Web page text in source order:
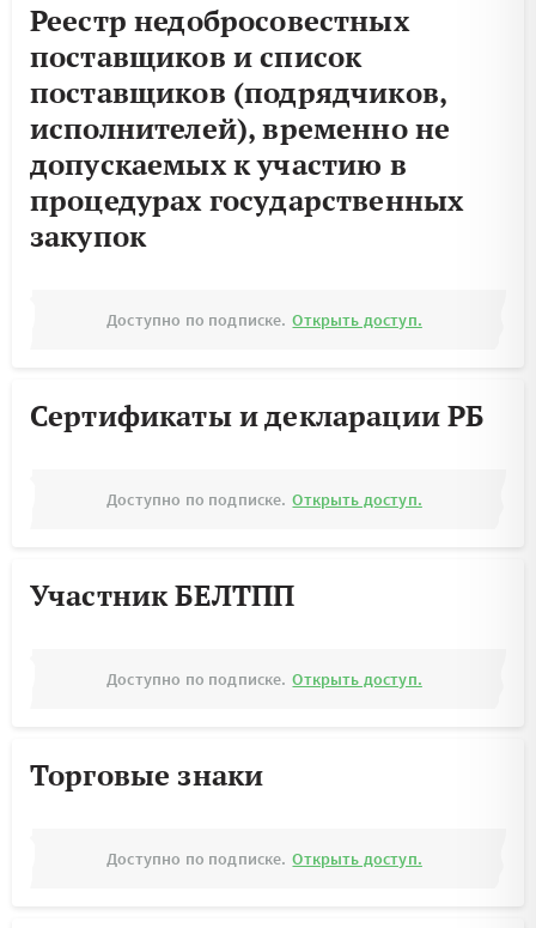
Реестр недобросовестных
поставщиков и список
поставщиков (подрядчиков,
исполнителей), временно не
допускаемых к участию в
процедурах государственных
закупок
Доступно по подписке. Открыть доступ.
Сертификаты и декларации РБ
Доступно по подписке. Открыть доступ.
Участник БЕЛТПП
Доступно по подписке. Открыть доступ.
Торговые знаки
Доступно по подписке. Открыть доступ.